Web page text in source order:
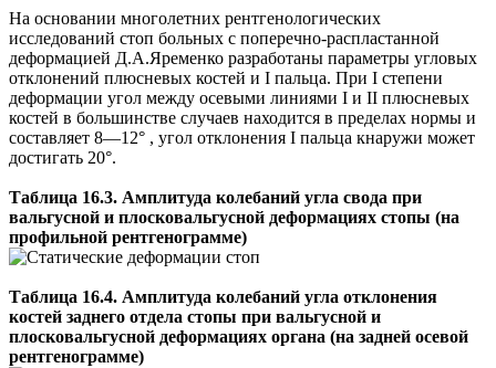
На основании многолетних рентгенологических
исследований стоп больных с поперечно-распластанной
деформацией Д.А.Яременко разработаны параметры угловых
отклонений плюсневых костей и I пальца. При I степени
деформации угол между осевыми линиями I и II плюсневых
костей в большинстве случаев находится в пределах нормы и
составляет 8—12° , угол отклонения I пальца кнаружи может
достигать 20°.
Таблица 16.3. Амплитуда колебаний угла свода при
вальгусной и плосковальгусной деформациях стопы (на
профильной рентгенограмме)
Таблица 16.4. Амплитуда колебаний угла отклонения
костей заднего отдела стопы при вальгусной и
плосковальгусной деформациях органа (на задней осевой
рентгенограмме)